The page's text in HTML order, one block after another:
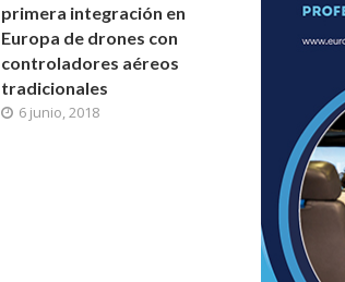
primera integración en
Europa de drones con
controladores aéreos
tradicionales
6 junio, 2018